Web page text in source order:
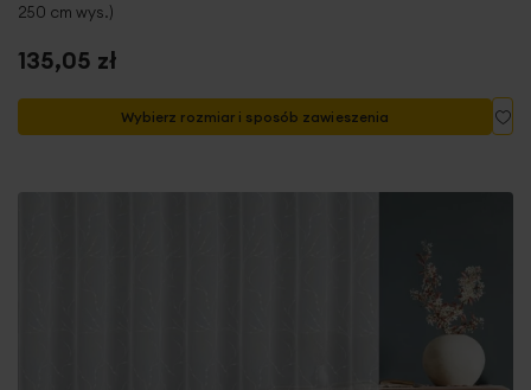
250 cm wys.)
135,05 zł
Wybierz rozmiar i sposób zawieszenia